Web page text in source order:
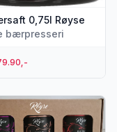
0,75l Røyse
bærpresseri
0,75l Røyse"
detaljer for